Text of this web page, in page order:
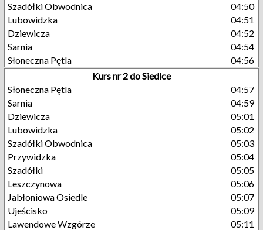
Szadółki Obwodnica
04:50
Lubowidzka
04:51
Dziewicza
04:52
Sarnia
04:54
Słoneczna Pętla
04:56
Kurs nr 2 do Siedlce
Słoneczna Pętla
04:57
Sarnia
04:59
Dziewicza
05:01
Lubowidzka
05:02
Szadółki Obwodnica
05:03
Przywidzka
05:04
Szadółki
05:05
Leszczynowa
05:06
Jabłoniowa Osiedle
05:07
Ujeścisko
05:09
Lawendowe Wzgórze
05:11